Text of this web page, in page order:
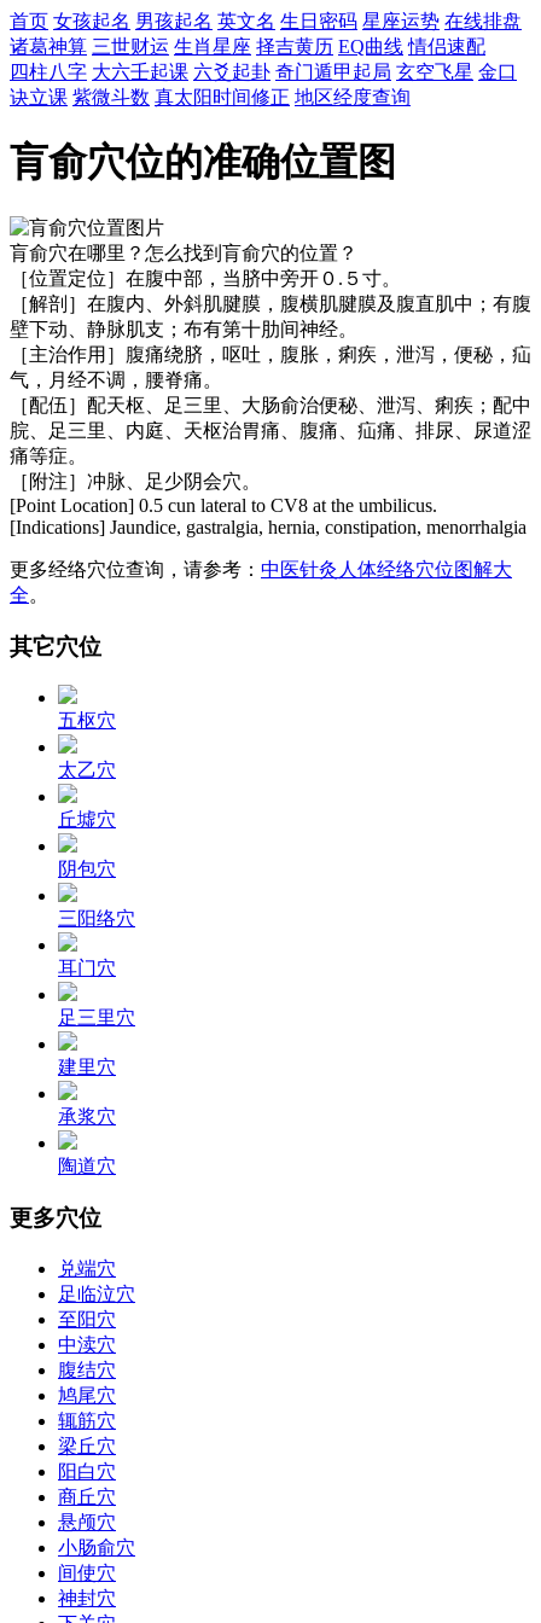
首页 女孩起名 男孩起名 英文名 生日密码 星座运势 在线排盘
诸葛神算 三世财运 生肖星座 择吉黄历 EQ曲线 情侣速配
四柱八字 大六壬起课 六爻起卦 奇门遁甲起局 玄空飞星 金口
诀立课 紫微斗数 真太阳时间修正 地区经度查询
肓俞穴位的准确位置图
肓俞穴在哪里？怎么找到肓俞穴的位置？
［位置定位］在腹中部，当脐中旁开０.５寸。
［解剖］在腹内、外斜肌腱膜，腹横肌腱膜及腹直肌中；有腹
壁下动、静脉肌支；布有第十肋间神经。
［主治作用］腹痛绕脐，呕吐，腹胀，痢疾，泄泻，便秘，疝
气，月经不调，腰脊痛。
［配伍］配天枢、足三里、大肠俞治便秘、泄泻、痢疾；配中
脘、足三里、内庭、天枢治胃痛、腹痛、疝痛、排尿、尿道涩
痛等症。
［附注］冲脉、足少阴会穴。
[Point Location] 0.5 cun lateral to CV8 at the umbilicus.
[Indications] Jaundice, gastralgia, hernia, constipation, menorrhalgia
更多经络穴位查询，请参考： 中医针灸人体经络穴位图解大
全。
其它穴位
五枢穴
太乙穴
丘墟穴
阴包穴
三阳络穴
耳门穴
足三里穴
建里穴
承浆穴
陶道穴
更多穴位
兑端穴
足临泣穴
至阳穴
中渎穴
腹结穴
鸠尾穴
辄筋穴
梁丘穴
阳白穴
商丘穴
悬颅穴
小肠俞穴
间使穴
神封穴